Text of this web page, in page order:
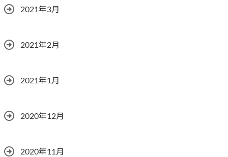
2021年3月
2021年2月
2021年1月
2020年12月
2020年11月